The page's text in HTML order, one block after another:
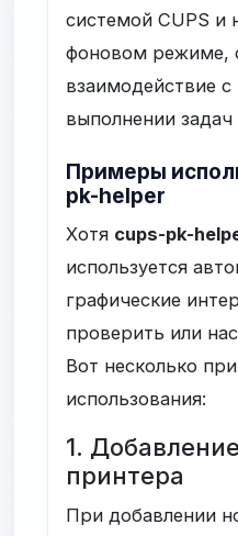
системой CUPS и
фоновом режиме,
взаимодействие
выполнении задач
Примеры
pk-helper
Хотя cups-pk-
используется
графические
проверить или
Вот несколько
использования:
1.
принтера
При добавлении